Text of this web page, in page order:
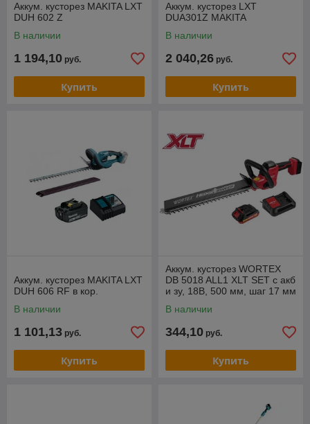
Аккум. кусторез MAKITA LXT
DUH 602 Z
В наличии
1 194,10 руб.
Купить
Аккум. кусторез LXT
DUA301Z MAKITA
В наличии
2 040,26 руб.
Купить
Аккум. кусторез MAKITA LXT
DUH 606 RF в кор.
В наличии
1 101,13 руб.
Купить
Аккум. кусторез WORTEX
DB 5018 ALL1 XLT SET с акб
и зу, 18В, 500 мм, шаг 17 мм
В наличии
344,10 руб.
Купить